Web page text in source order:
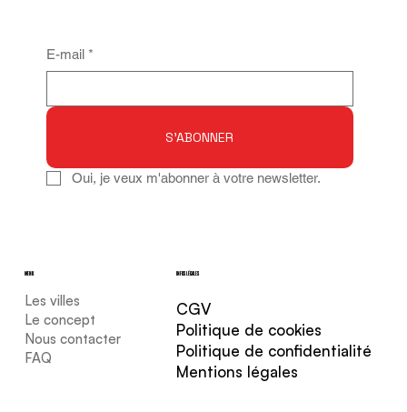
E-mail *
S'ABONNER
Oui, je veux m'abonner à votre newsletter.
Les villes
Le concept
Nous contacter
FAQ
MENU INFOS LÉGALES
CGV
Politique de cookies
Politique de confidentialité
Mentions légales